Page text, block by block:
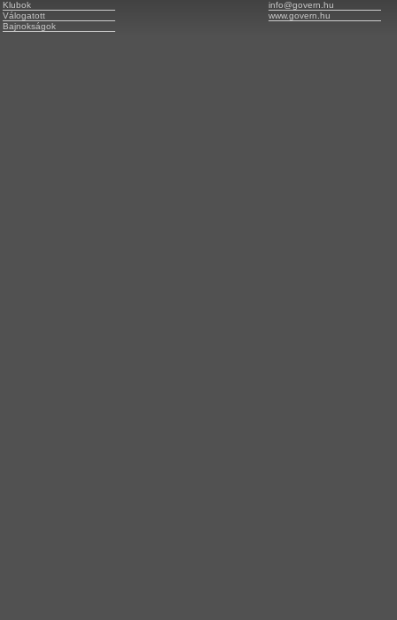
Klubok
Válogatott
Bajnokságok
info@govern.hu
www.govern.hu